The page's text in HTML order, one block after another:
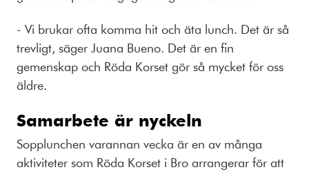
- Vi brukar ofta komma hit och äta lunch. Det är så
trevligt, säger Juana Bueno. Det är en fin
gemenskap och Röda Korset gör så mycket för oss
äldre.
Samarbete är nyckeln
Sopplunchen varannan vecka är en av många
aktiviteter som Röda Korset i Bro arrangerar för att